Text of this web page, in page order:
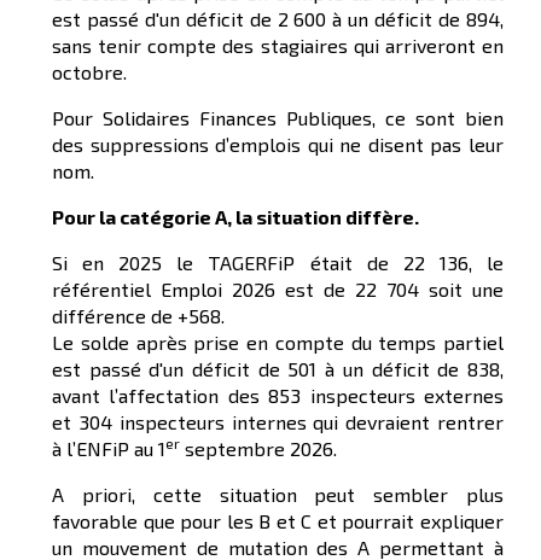
est passé d'un déficit de 2 600 à un déficit de 894,
sans tenir compte des stagiaires qui arriveront en
octobre.
Pour Solidaires Finances Publiques, ce sont bien
des suppressions d’emplois qui ne disent pas leur
nom.
Pour la catégorie A, la situation diffère.
Si en 2025 le TAGERFiP était de 22 136, le
référentiel Emploi 2026 est de 22 704 soit une
différence de +568.
Le solde après prise en compte du temps partiel
est passé d'un déficit de 501 à un déficit de 838,
avant l’affectation des 853 inspecteurs externes
et 304 inspecteurs internes qui devraient rentrer
à l’ENFiP au 1er septembre 2026.
A priori, cette situation peut sembler plus
favorable que pour les B et C et pourrait expliquer
un mouvement de mutation des A permettant à